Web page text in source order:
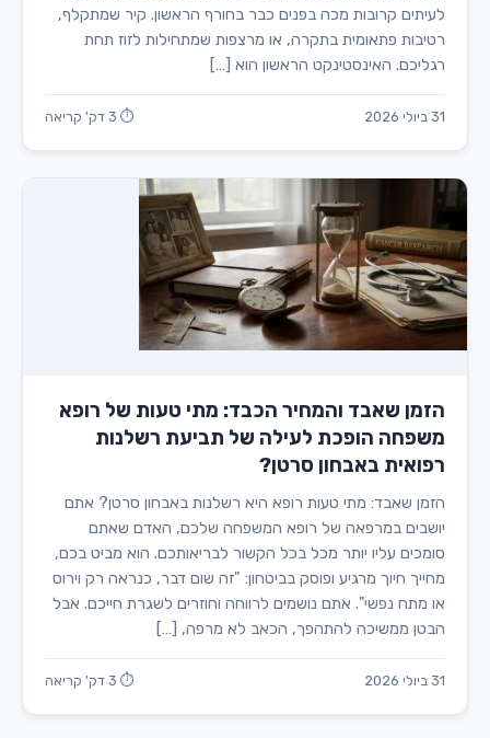
לעיתים קרובות מכה בפנים כבר בחורף הראשון. קיר שמתקלף,
רטיבות פתאומית בתקרה, או מרצפות שמתחילות לזוז תחת
רגליכם. האינסטינקט הראשון הוא […]
31 ביולי 2026 ⏱ 3 דק' קריאה
הזמן שאבד והמחיר הכבד: מתי טעות של רופא
משפחה הופכת לעילה של תביעת רשלנות
רפואית באבחון סרטן?
הזמן שאבד: מתי טעות רופא היא רשלנות באבחון סרטן? אתם
יושבים במרפאה של רופא המשפחה שלכם, האדם שאתם
סומכים עליו יותר מכל בכל הקשור לבריאותכם. הוא מביט בכם,
מחייך חיוך מרגיע ופוסק בביטחון: "זה שום דבר, כנראה רק וירוס
או מתח נפשי". אתם נושמים לרווחה וחוזרים לשגרת חייכם. אבל
הבטן ממשיכה להתהפך, הכאב לא מרפה, […]
31 ביולי 2026 ⏱ 3 דק' קריאה